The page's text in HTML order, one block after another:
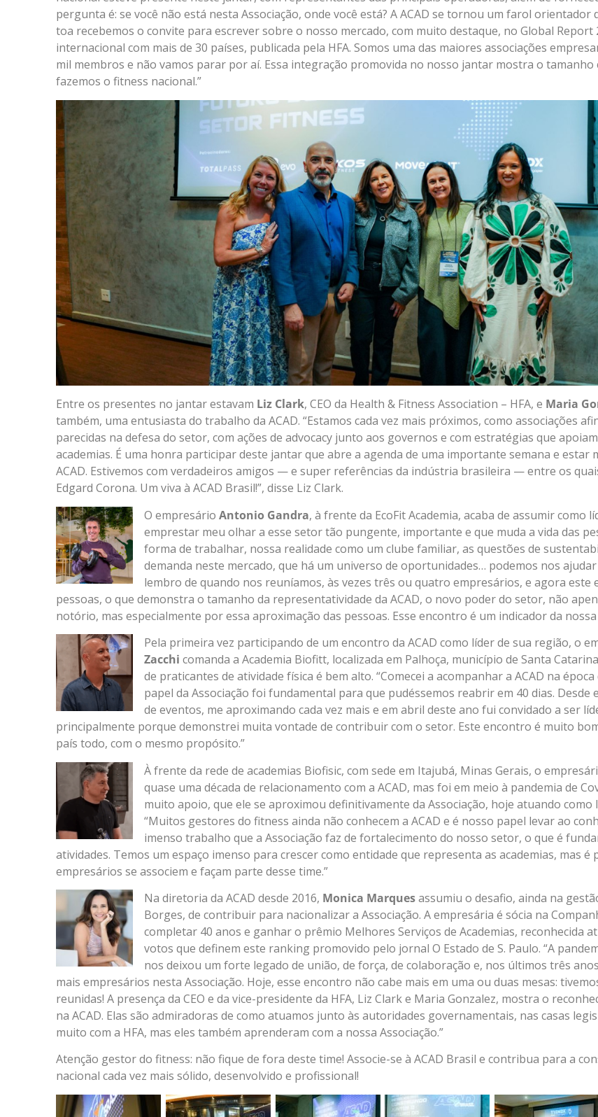
pergunta é: se você não está nesta Associação, onde você está? A ACAD se tornou um farol orientador
toa recebemos o convite para escrever sobre o nosso mercado, com muito destaque, no Global Report
internacional com mais de 30 países, publicada pela HFA. Somos uma das maiores associações
mil membros e não vamos parar por aí. Essa integração promovida no nosso jantar mostra o tamanho
fazemos o fitness nacional.”
Entre os presentes no jantar estavam Liz Clark, CEO da Health & Fitness Association – HFA, e Maria
também, uma entusiasta do trabalho da ACAD. “Estamos cada vez mais próximos, como associações
parecidas na defesa do setor, com ações de advocacy junto aos governos e com estratégias que
academias. É uma honra participar deste jantar que abre a agenda de uma importante semana e estar
ACAD. Estivemos com verdadeiros amigos — e super referências da indústria brasileira — entre os
Edgard Corona. Um viva à ACAD Brasil!”, disse Liz Clark.
O empresário Antonio Gandra, à frente da EcoFit Academia, acaba de assumir como
emprestar meu olhar a esse setor tão pungente, importante e que muda a vida das
forma de trabalhar, nossa realidade como um clube familiar, as questões de
demanda neste mercado, que há um universo de oportunidades… podemos nos
lembro de quando nos reuníamos, às vezes três ou quatro empresários, e agora este
pessoas, o que demonstra o tamanho da representatividade da ACAD, o novo poder do setor, não
notório, mas especialmente por essa aproximação das pessoas. Esse encontro é um indicador da
Pela primeira vez participando de um encontro da ACAD como líder de sua região, o
Zacchi comanda a Academia Biofitt, localizada em Palhoça, município de Santa
de praticantes de atividade física é bem alto. “Comecei a acompanhar a ACAD na
papel da Associação foi fundamental para que pudéssemos reabrir em 40 dias.
de eventos, me aproximando cada vez mais e em abril deste ano fui convidado a ser
principalmente porque demonstrei muita vontade de contribuir com o setor. Este encontro é muito
país todo, com o mesmo propósito.”
À frente da rede de academias Biofisic, com sede em Itajubá, Minas Gerais, o
quase uma década de relacionamento com a ACAD, mas foi em meio à pandemia de
muito apoio, que ele se aproximou definitivamente da Associação, hoje atuando como
“Muitos gestores do fitness ainda não conhecem a ACAD e é nosso papel levar ao
imenso trabalho que a Associação faz de fortalecimento do nosso setor, o que é
atividades. Temos um espaço imenso para crescer como entidade que representa as academias, mas é
empresários se associem e façam parte desse time.”
Na diretoria da ACAD desde 2016, Monica Marquesassumiu o desafio, ainda na
Borges, de contribuir para nacionalizar a Associação. A empresária é sócia na
completar 40 anos e ganhar o prêmio Melhores Serviços de Academias, reconhecida
votos que definem este ranking promovido pelo jornal O Estado de S. Paulo. “A
nos deixou um forte legado de união, de força, de colaboração e, nos últimos três
mais empresários nesta Associação. Hoje, esse encontro não cabe mais em uma ou duas mesas:
reunidas! A presença da CEO e da vice-presidente da HFA, Liz Clark e Maria Gonzalez, mostra o
na ACAD. Elas são admiradoras de como atuamos junto às autoridades governamentais, nas casas
muito com a HFA, mas eles também aprenderam com a nossa Associação.”
Atenção gestor do fitness: não fique de fora deste time! Associe-se à ACAD Brasil e contribua para a
nacional cada vez mais sólido, desenvolvido e profissional!